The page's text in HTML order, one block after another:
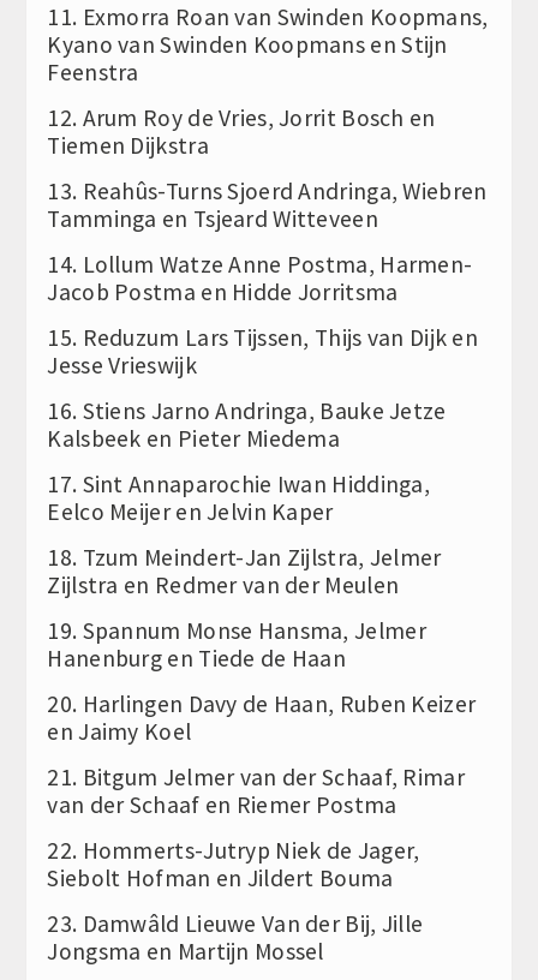
11. Exmorra Roan van Swinden Koopmans,
Kyano van Swinden Koopmans en Stijn
Feenstra
12. Arum Roy de Vries, Jorrit Bosch en
Tiemen Dijkstra
13. Reahûs-Turns Sjoerd Andringa, Wiebren
Tamminga en Tsjeard Witteveen
14. Lollum Watze Anne Postma, Harmen-
Jacob Postma en Hidde Jorritsma
15. Reduzum Lars Tijssen, Thijs van Dijk en
Jesse Vrieswijk
16. Stiens Jarno Andringa, Bauke Jetze
Kalsbeek en Pieter Miedema
17. Sint Annaparochie Iwan Hiddinga,
Eelco Meijer en Jelvin Kaper
18. Tzum Meindert-Jan Zijlstra, Jelmer
Zijlstra en Redmer van der Meulen
19. Spannum Monse Hansma, Jelmer
Hanenburg en Tiede de Haan
20. Harlingen Davy de Haan, Ruben Keizer
en Jaimy Koel
21. Bitgum Jelmer van der Schaaf, Rimar
van der Schaaf en Riemer Postma
22. Hommerts-Jutryp Niek de Jager,
Siebolt Hofman en Jildert Bouma
23. Damwâld Lieuwe Van der Bij, Jille
Jongsma en Martijn Mossel